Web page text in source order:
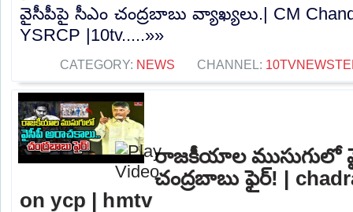
వైసీపీపై సీఎం చంద్రబాబు వ్యాఖ్యలు.| CM
YSRCP |10tv.....»»
CATEGORY: NEWS CHANNEL:
రాజకీయాల ముసుగులో
చంద్రబాబు ఫైర్! |
on ycp | hmtv